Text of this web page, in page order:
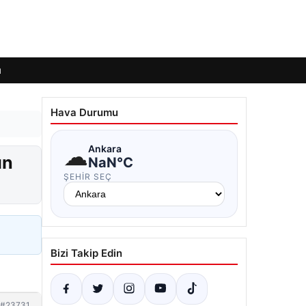
Hava Durumu
☁Ankara
NaN°C
ŞEHIR SEÇ
Bizi Takip Edin